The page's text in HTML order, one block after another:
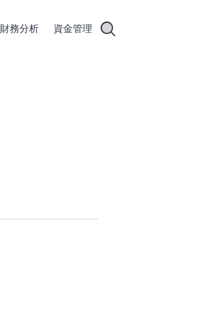
財務分析 資金管理